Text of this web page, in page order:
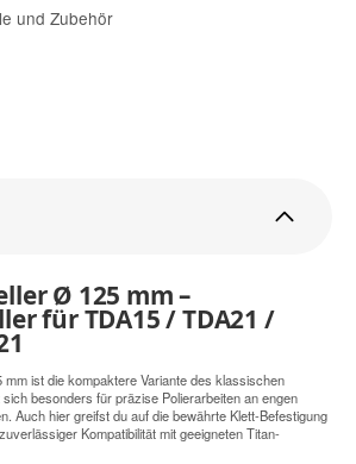
und Zubehör
Ø 125 mm –
für TDA15 / TDA21 /
ist die kompaktere Variante des klassischen
sich besonders für präzise Polierarbeiten an engen
Auch hier greifst du auf die bewährte Klett-Befestigung
Kompatibilität mit geeigneten Titan-